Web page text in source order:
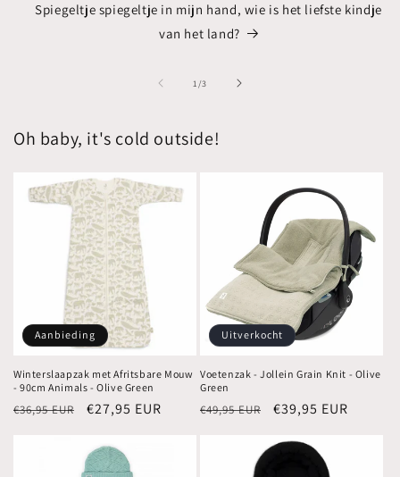
Spiegeltje spiegeltje in mijn hand, wie is het liefste kindje
van het land?
1 /van
3
Oh baby, it's cold outside!
Aanbieding
Winterslaapzak met Afritsbare Mouw
- 90cm Animals - Olive Green
Normale
€36,95 EUR Aanbiedingsprijs
€27,95 EUR
Uitverkocht
Voetenzak - Jollein Grain Knit - Olive
Green
Normale
€49,95 EUR Aanbiedingsprijs
€39,95 EUR